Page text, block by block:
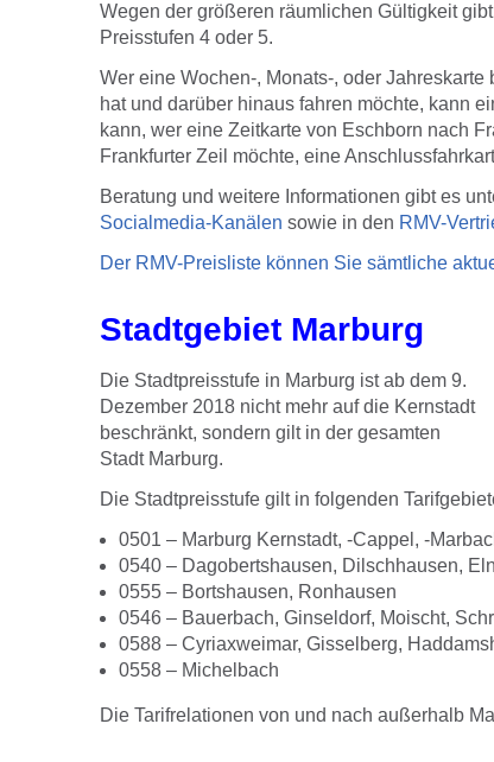
Wegen der größeren räumlichen Gültigkeit
Preisstufen 4 oder 5.
Wer eine Wochen-, Monats-, oder
hat und darüber hinaus fahren möchte, kann
kann, wer eine Zeitkarte von Eschborn nach
Frankfurter Zeil möchte, eine
Beratung und weitere Informationen gibt es
Socialmedia-Kanälen sowie in den RMV-
Der RMV-Preisliste können Sie sämtliche
Stadtgebiet Marburg
Die Stadtpreisstufe in Marburg ist ab dem 9.
Dezember 2018 nicht mehr auf die Kernstadt
beschränkt, sondern gilt in der gesamten
Stadt Marburg.
Die Stadtpreisstufe gilt in folgenden
0501 – Marburg Kernstadt, -Cappel, -
0540 – Dagobertshausen, Dilschhausen,
0555 – Bortshausen, Ronhausen
0546 – Bauerbach, Ginseldorf, Moischt,
0588 – Cyriaxweimar, Gisselberg,
0558 – Michelbach
Die Tarifrelationen von und nach außerhalb